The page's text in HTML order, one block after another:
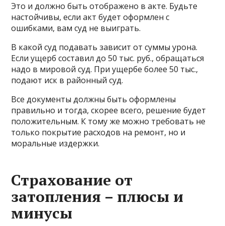
Это и должно быть отображено в акте. Будьте
настойчивы, если акт будет оформлен с
ошибками, вам суд не выиграть.
В какой суд подавать зависит от суммы урона.
Если ущерб составил до 50 тыс. руб., обращаться
надо в мировой суд. При ущербе более 50 тыс.,
подают иск в районный суд.
Все документы должны быть оформлены
правильно и тогда, скорее всего, решение будет
положительным. К тому же можно требовать не
только покрытие расходов на ремонт, но и
моральные издержки.
Страхование от
затопления – плюсы и
минусы